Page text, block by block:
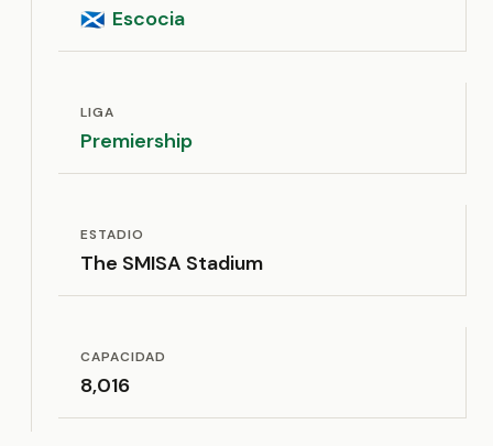
🏴󠁧󠁢󠁳󠁣󠁴󠁿 Escocia
LIGA
Premiership
ESTADIO
The SMISA Stadium
CAPACIDAD
8,016